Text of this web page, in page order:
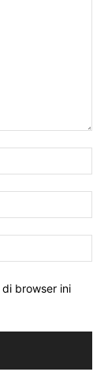
browser ini